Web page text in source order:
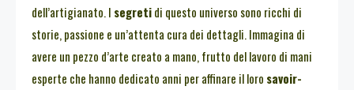
dell’artigianato. I segretidi questo universo sono ricchi di
storie, passione e un’attenta cura dei dettagli. Immagina di
avere un pezzo d’arte creato a mano, frutto del lavoro di mani
esperte che hanno dedicato anni per affinare il loro savoir-